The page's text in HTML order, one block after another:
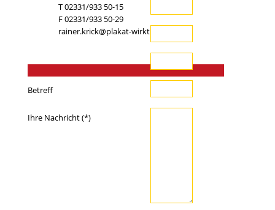
T 02331/933 50-15
F 02331/933 50-29
rainer.krick@plakat-wirkt.de
Ihr Name (*)
Ihre E-Mail-Adresse (*)
Telefon
Betreff
Ihre Nachricht (*)